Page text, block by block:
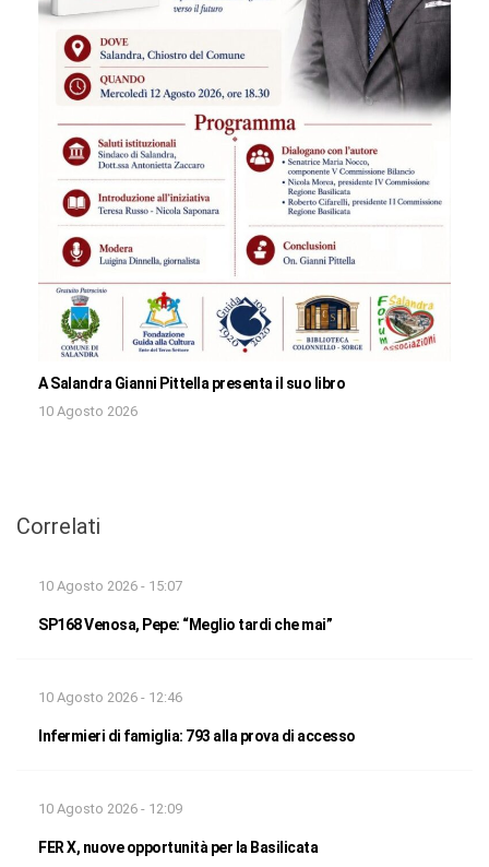
A Salandra Gianni Pittella presenta il suo libro
10 Agosto 2026
Correlati
10 Agosto 2026 - 15:07
SP168 Venosa, Pepe: “Meglio tardi che mai”
10 Agosto 2026 - 12:46
Infermieri di famiglia: 793 alla prova di accesso
10 Agosto 2026 - 12:09
FER X, nuove opportunità per la Basilicata